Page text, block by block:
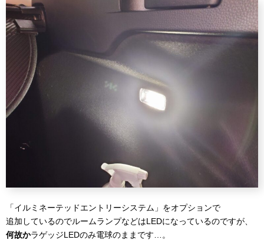
「イルミネーテッドエントリーシステム」をオプションで
追加しているのでルームランプなどはLEDになっているのですが、
何故かラゲッジLEDのみ電球のままです…。